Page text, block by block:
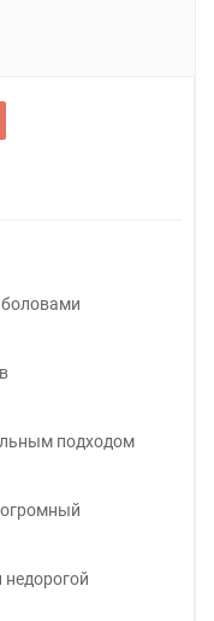
подходом